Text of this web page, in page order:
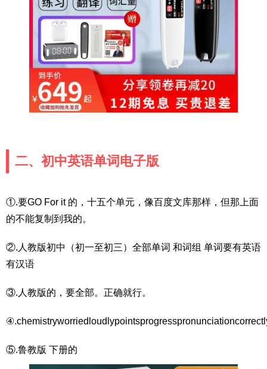
二、初中英语单词电子版
①.要GO For it 的，十五个单元，像百度文库那样，但那上面
的不能复制到我的。
②.人教版初中（初一至初三）全部单词 和词组 单词要有英语
有汉语
③.人教版的，要全部。正确就行。
⑤.鲁教版 下册的